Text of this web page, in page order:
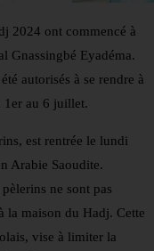
2024 ont commencé à
Gnassingbé Eyadéma.
autorisés à se rendre à
1er au 6 juillet.
est rentrée le lundi
Arabie Saoudite.
ne sont pas
la maison du Hadj. Cette
vise à limiter la